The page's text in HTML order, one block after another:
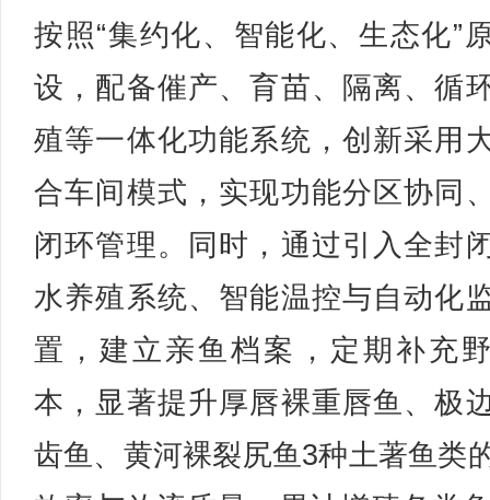
按照“集约化、智能化、生态化”
设，配备催产、育苗、隔离、循
殖等一体化功能系统，创新采用
合车间模式，实现功能分区协同
闭环管理。同时，通过引入全封
水养殖系统、智能温控与自动化
置，建立亲鱼档案，定期补充
本，显著提升厚唇裸重唇鱼、极
齿鱼、黄河裸裂尻鱼3种土著鱼类